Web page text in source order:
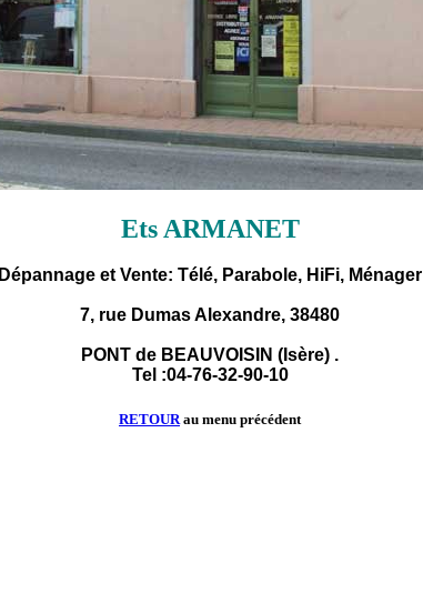
Ets ARMANET
Dépannage et Vente: Télé, Parabole, HiFi, Ménager
7, rue Dumas Alexandre, 38480
PONT de BEAUVOISIN (Isère) .
Tel :04-76-32-90-10
RETOUR au menu précédent